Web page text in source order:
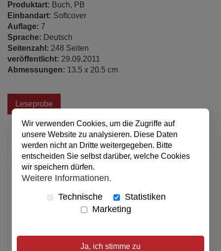
Produktart: Buch, PB
Einbandart: Softcover
Auflage: 7
Sprache: Deutsch
Seitenzahl: 248 Seiten
veröffentlicht: 29.09.2011
Abmessungen: 13.5 x 20.5 cm
Leseprobe
19,90 €
In den Warenkorb
Alle Preise inkl. MwSt.
Wir verwenden Cookies, um die Zugriffe auf
unsere Website zu analysieren. Diese Daten
werden nicht an Dritte weitergegeben. Bitte
entscheiden Sie selbst darüber, welche Cookies
wir speichern dürfen.
Weitere Informationen.
Technische
Statistiken
Marketing
Ja, ich stimme zu